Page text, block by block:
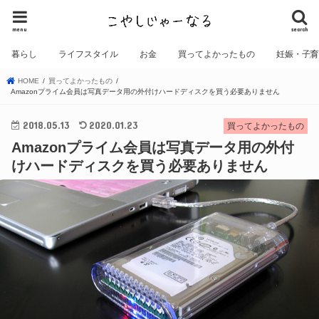
search
menu
暮らし ライフスタイル お金 買ってよかったもの 妊娠・子
HOME
買ってよかったもの
Amazonプライム会員は写真データ用の外付けハードディスクを買う必要ありません
買ってよかったもの
2018.05.13 2020.01.23
Amazonプライム会員は写真データ用の外付
けハードディスクを買う必要ありません